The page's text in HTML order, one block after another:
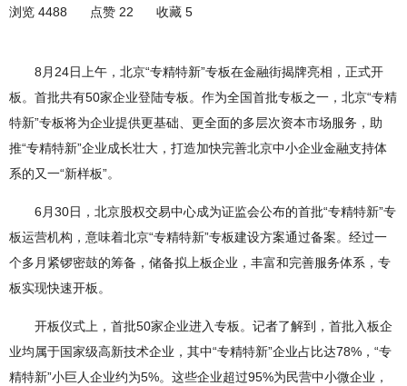
浏览 4488
点赞 22 收藏 5
8月24日上午，北京“专精特新”专板在金融街揭牌亮相，正式开
板。首批共有50家企业登陆专板。作为全国首批专板之一，北京“专精
特新”专板将为企业提供更基础、更全面的多层次资本市场服务，助
推“专精特新”企业成长壮大，打造加快完善北京中小企业金融支持体
系的又一“新样板”。
6月30日，北京股权交易中心成为证监会公布的首批“专精特新”专
板运营机构，意味着北京“专精特新”专板建设方案通过备案。经过一
个多月紧锣密鼓的筹备，储备拟上板企业，丰富和完善服务体系，专
板实现快速开板。
开板仪式上，首批50家企业进入专板。记者了解到，首批入板企
业均属于国家级高新技术企业，其中“专精特新”企业占比达78%，“专
精特新”小巨人企业约为5%。这些企业超过95%为民营中小微企业，